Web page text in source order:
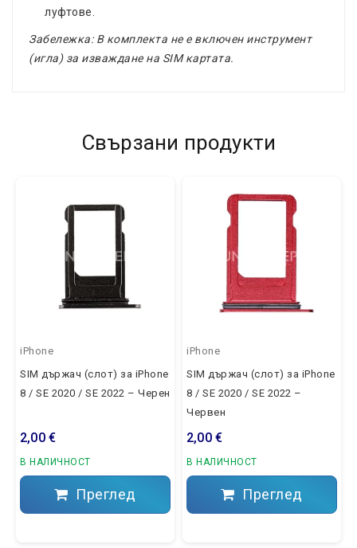
луфтове.
Забележка: В комплекта не е включен инструмент
(игла) за изваждане на SIM картата.
Свързани продукти
iPhone
SIM държач (слот) за iPhone
8 / SE 2020 / SE 2022 – Черен
2,00 €
В НАЛИЧНОСТ
Преглед
iPhone
SIM държач (слот) за iPhone
8 / SE 2020 / SE 2022 –
Червен
2,00 €
В НАЛИЧНОСТ
Преглед